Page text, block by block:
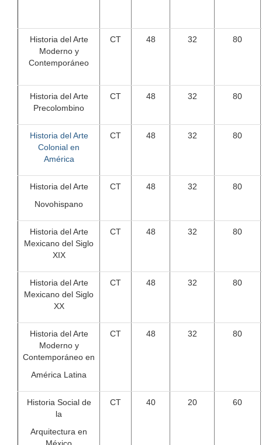
Historia del Arte
Moderno y
Contemporáneo
CT 48 32 80
Historia del Arte
Precolombino
CT 48 32 80
Historia del Arte
Colonial en
América
CT 48 32 80
Historia del Arte
Novohispano
CT 48 32 80
Historia del Arte
Mexicano del Siglo
XIX
CT 48 32 80
Historia del Arte
Mexicano del Siglo
XX
CT 48 32 80
Historia del Arte
Moderno y
Contemporáneo en
América Latina
CT 48 32 80
Historia Social de
la
Arquitectura en
CT 40 20 60